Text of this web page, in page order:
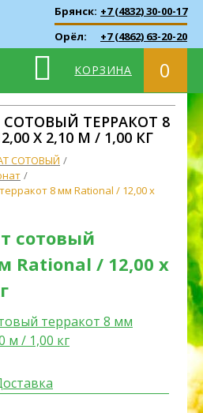
Брянск: +7 (4832) 30-00-17
Орёл:
+7 (4862) 63-20-20
КОРЗИНА 0
ТЕРРАКОТ 8
Х 2,10 М / 1,00 КГ
СОТОВЫЙ
8 мм Rational / 12,00 х
сотовый
Rational / 12,00 х